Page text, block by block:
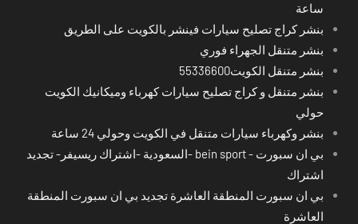
ساعة
بنشر كراج تصليح سيارات فينشر بالكويت على الطريق
بنشر متنقل الجهراء فوري
بنشر متنقل الكويت55336600
بنشر متنقل و كراج تصليح سيارات كهرباء وميكانيك الكويت
حولي
بنشر وكهرباء سيارات متنقل في الكويت وحولي 24 ساعة
بي ان سبورت - bein sport -السعودية -اشتراك ريسيفر- تجديد
اشتراك
بي ان سبورت المنطقة العاشرة تجديد بي ان سبورت المنطقة
العاشرة